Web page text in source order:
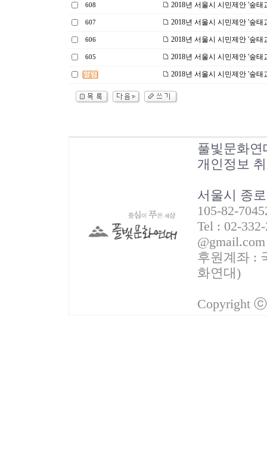
608 2018년 서울시 시민제안 '숲
607 2018년 서울시 시민제안 '숲
606 2018년 서울시 시민제안 '숲
605 2018년 서울시 시민제안 '숲
2018년 서울시 시민제안 '숲
풀빛문화연
개인정보
서울시 종
105-82-
Tel : 02-
@gmail.com
후원계좌 :
화연대)
Copyright